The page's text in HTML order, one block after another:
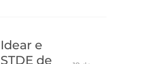
Idear e
STDE de